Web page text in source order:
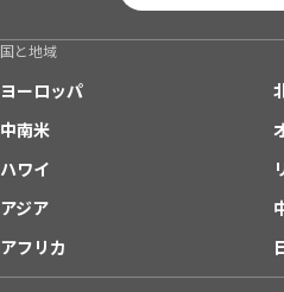
国と地域
ヨーロッパ
中南米
ハワイ
アジア
アフリカ